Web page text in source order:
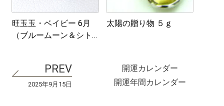
旺玉玉・ベイビー 6月
（ブルームーン＆シト
太陽の贈り物 ５ｇ
2025年9月15日
開運カレンダー
開運年間カレンダー